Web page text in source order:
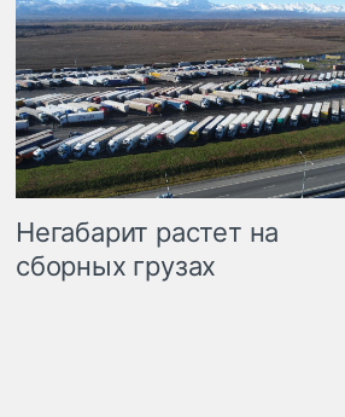
Негабарит растет на
сборных грузах